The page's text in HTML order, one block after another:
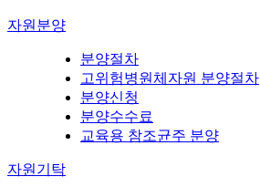
자원분양
분양절차
고위험병원체자원 분양절차
분양신청
분양수수료
교육용 참조균주 분양
자원기탁